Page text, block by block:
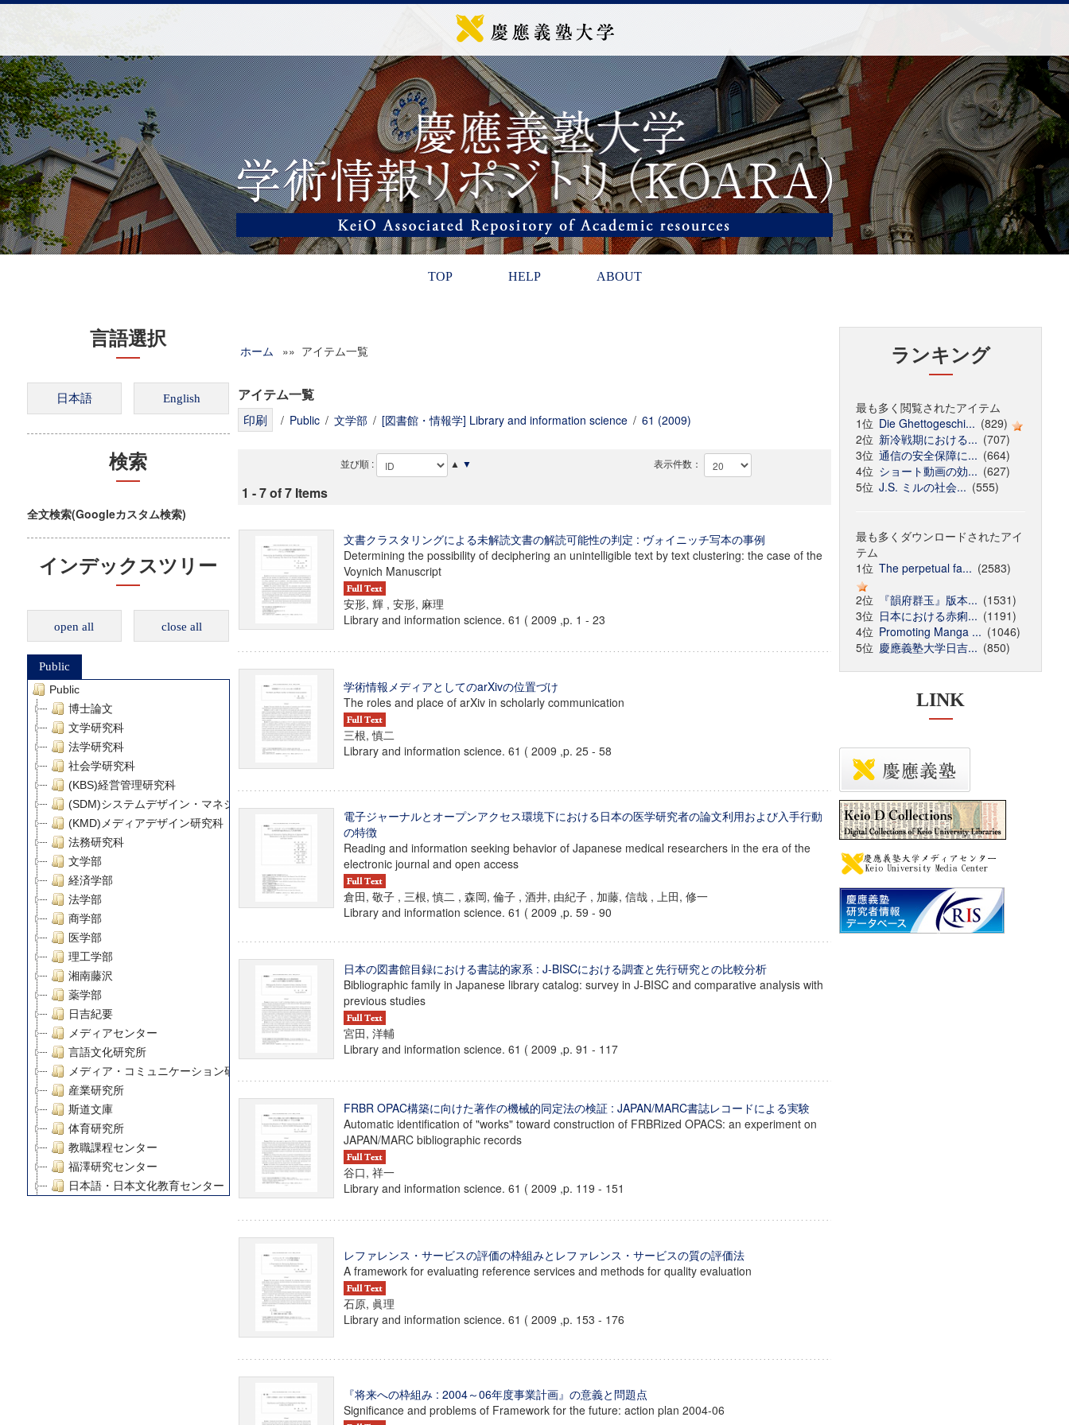
TOP HELP ABOUT
言語選択
検索
全文検索(Googleカスタム検索)
インデックスツリー
open all close all
Public
Public
博士論文
文学研究科
法学研究科
社会学研究科
(KBS)経営管理研究科
(SDM)システムデザイン・マネジメント研究科
(KMD)メディアデザイン研究科
法務研究科
文学部
経済学部
法学部
商学部
医学部
理工学部
湘南藤沢
薬学部
日吉紀要
メディアセンター
言語文化研究所
メディア・コミュニケーション研究所
産業研究所
斯道文庫
体育研究所
教職課程センター
福澤研究センター
日本語・日本文化教育センター
慶應義塾大学グローバルCOEプログラム市民社会ガバナンス教育研究センター
慶應義塾大学グローバルCOEプログラム論理と感性の先端的教育研究拠点
博士課程教育リーディングプログラム「超成熟社会発展のサイエンス」
ホーム »» アイテム一覧
アイテム一覧
/ Public / 文学部 / [図書館・情報学] Library and information science / 61 (2009)
並び順 : ▲ ▼ 表示件数：
1 - 7 of 7 Items
文書クラスタリングによる未解読文書の解読可能性の判定 : ヴォイニッチ写本の事例
Determining the possibility of deciphering an unintelligible text by text clustering: the case of the
Voynich Manuscript
安形, 輝 , 安形, 麻理
Library and information science. 61 ( 2009 ,p. 1 - 23
学術情報メディアとしてのarXivの位置づけ
The roles and place of arXiv in scholarly communication
三根, 慎二
Library and information science. 61 ( 2009 ,p. 25 - 58
電子ジャーナルとオープンアクセス環境下における日本の医学研究者の論文利用および入手行動
の特徴
Reading and information seeking behavior of Japanese medical researchers in the era of the
electronic journal and open access
倉田, 敬子 , 三根, 慎二 , 森岡, 倫子 , 酒井, 由紀子 , 加藤, 信哉 , 上田, 修一
Library and information science. 61 ( 2009 ,p. 59 - 90
日本の図書館目録における書誌的家系 : J-BISCにおける調査と先行研究との比較分析
Bibliographic family in Japanese library catalog: survey in J-BISC and comparative analysis with
previous studies
宮田, 洋輔
Library and information science. 61 ( 2009 ,p. 91 - 117
FRBR OPAC構築に向けた著作の機械的同定法の検証 : JAPAN/MARC書誌レコードによる実験
Automatic identification of "works" toward construction of FRBRized OPACS: an experiment on
JAPAN/MARC bibliographic records
谷口, 祥一
Library and information science. 61 ( 2009 ,p. 119 - 151
レファレンス・サービスの評価の枠組みとレファレンス・サービスの質の評価法
A framework for evaluating reference services and methods for quality evaluation
石原, 眞理
Library and information science. 61 ( 2009 ,p. 153 - 176
『将来への枠組み : 2004～06年度事業計画』の意義と問題点
Significance and problems of Framework for the future: action plan 2004-06
ランキング
最も多く閲覧されたアイテム
1位 Die Ghettogeschi... (829)
2位 新冷戦期における... (707)
3位 通信の安全保障に... (664)
4位 ショート動画の効... (627)
5位 J.S. ミルの社会... (555)
最も多くダウンロードされたアイ
テム
1位 The perpetual fa... (2583)
2位
『韻府群玉』版本... (1531)
3位 日本における赤痢... (1191)
4位 Promoting Manga ... (1046)
5位 慶應義塾大学日吉... (850)
LINK